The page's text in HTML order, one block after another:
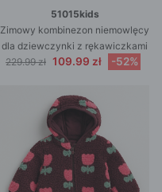
51015kids
Zimowy kombinezon niemowlęcy
dla dziewczynki z rękawiczkami
229.99 zł 109.99 zł -52%